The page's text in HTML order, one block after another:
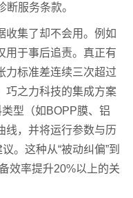
断服务条款。
收集了却不会用。例如
用于事后追责。真正有
标准差连续三次超过
巧之力科技的集成方案
型（如BOPP膜、铝
线，并将运行参数与历
。这种从“被动纠偏”到
效率提升20%以上的关